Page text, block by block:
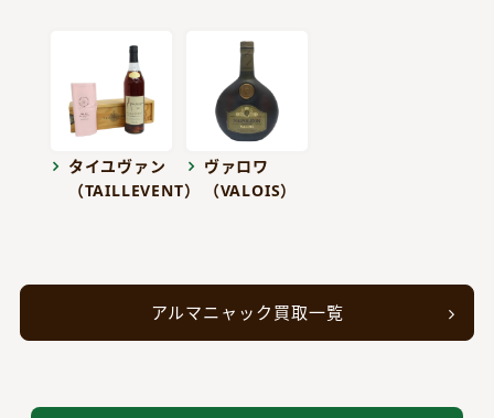
タイユヴァン
（TAILLEVENT）
ヴァロワ
（VALOIS）
アルマニャック買取一覧